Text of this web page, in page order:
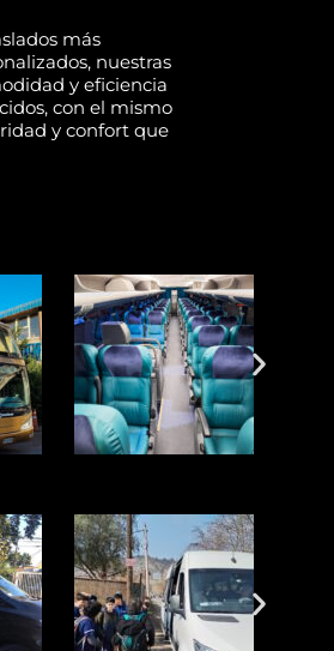
más
nuestras
y eficiencia
con el mismo
y confort que